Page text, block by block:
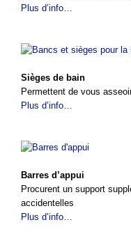
Plus d’info…
Sièges de bain
Permettent de vous
Plus d’info…
Barres d’appui
Procurent un support
accidentelles
Plus d’info…